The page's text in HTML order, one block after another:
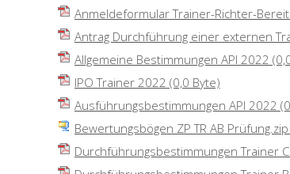
Anmeldeformular Trainer-Richter-
Antrag Durchführung einer externen
Allgemeine Bestimmungen API 2022
IPO Trainer 2022 (0,0 Byte)
Ausführungsbestimmungen API 2022
Bewertungsbögen ZP TR AB Prüfung.zip
Durchführungsbestimmungen Trainer C